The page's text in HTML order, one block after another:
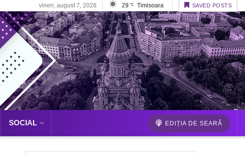
vineri, august 7, 2026 29 °C Timisoara SAVED POSTS
SOCIAL EDIȚIA DE SEARĂ